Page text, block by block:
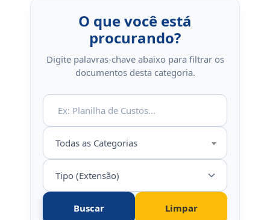
O que você está
procurando?
Digite palavras-chave abaixo para filtrar os
documentos desta categoria.
Todas as Categorias
Buscar Limpar